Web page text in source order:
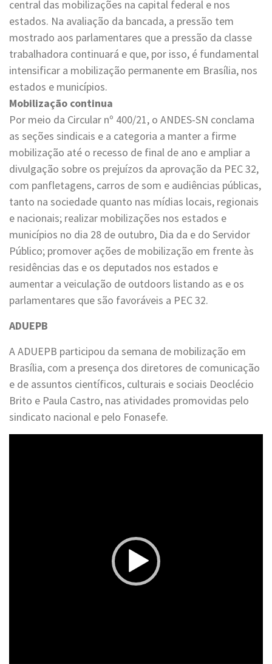
central das mobilizações na capital federal e nos
estados. Na avaliação da bancada, a pressão tem
mostrado aos parlamentares que a pressão da classe
trabalhadora continuará e que, por isso, é fundamental
intensificar a mobilização permanente em Brasília, nos
estados e municípios.
Mobilização continua
Por meio da Circular nº 400/21, o ANDES-SN conclama
as seções sindicais e a categoria a manter a firme
mobilização até o recesso de final de ano e ampliar a
divulgação sobre os prejuízos da aprovação da PEC 32,
com panfletagens, carros de som e audiências públicas,
tanto na sociedade quanto nas mídias locais, regionais
e nacionais; realizar mobilizações nos estados e
municípios no dia 28 de outubro, Dia da e do Servidor
Público; promover ações de mobilização em frente às
residências das e os deputados nos estados e
aumentar a veiculação de outdoors listando as e os
parlamentares que são favoráveis a PEC 32.
ADUEPB
A ADUEPB participou da semana de mobilização em
Brasília, com a presença dos diretores de comunicação
e de assuntos científicos, culturais e sociais Deoclécio
Brito e Paula Castro, nas atividades promovidas pelo
sindicato nacional e pelo Fonasefe.